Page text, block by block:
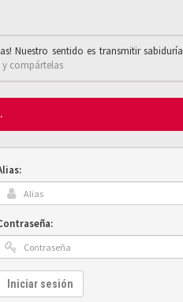
Nuestro sentido es transmitir
y compártelas
Iniciar sesión